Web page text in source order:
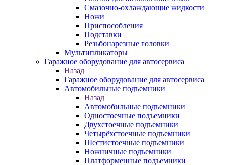
Смазочно-охлаждающие жидкости
Ножи
Приспособления
Подставки
Резьбонарезные головки
Мультипликаторы
Гаражное оборудование для автосервиса
Назад
Гаражное оборудование для автосервиса
Автомобильные подъемники
Назад
Автомобильные подъемники
Одностоечные подъемники
Двухстоечные подъемники
Четырёхстоечные подъемники
Шестистоечные подъемники
Ножничные подъемники
Платформенные подъемники